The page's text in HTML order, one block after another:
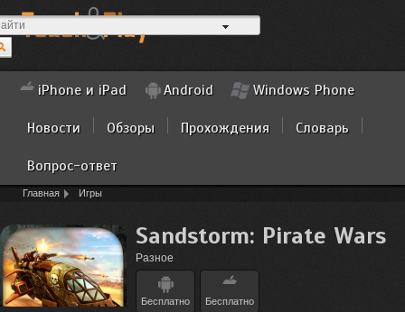
iPhone и iPad Android Windows Phone
Новости Обзоры Прохождения Словарь
Вопрос-ответ
Главная Игры
Sandstorm: Pirate Wars
Разное
Бесплатно Бесплатно